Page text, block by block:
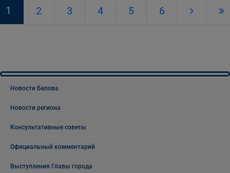
1 2 3 4 5 6
Новости Белова
Новости региона
Консультативные советы
Официальный комментарий
Выступления Главы города